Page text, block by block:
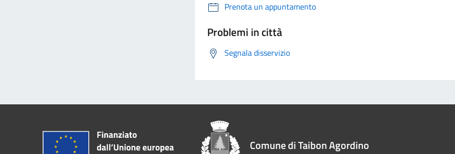
Prenota un appuntamento
Problemi in città
Segnala disservizio
Comune di Taibon Agordino